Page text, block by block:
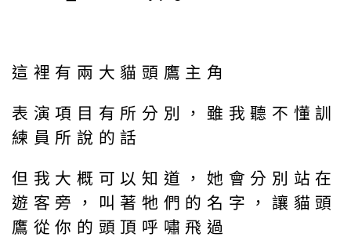
這裡有兩大貓頭鷹主角
表演項目有所分別，雖我聽不懂訓
練員所說的話
但我大概可以知道，她會分別站在
遊客旁，叫著牠們的名字，讓貓頭
鷹從你的頭頂呼嘯飛過